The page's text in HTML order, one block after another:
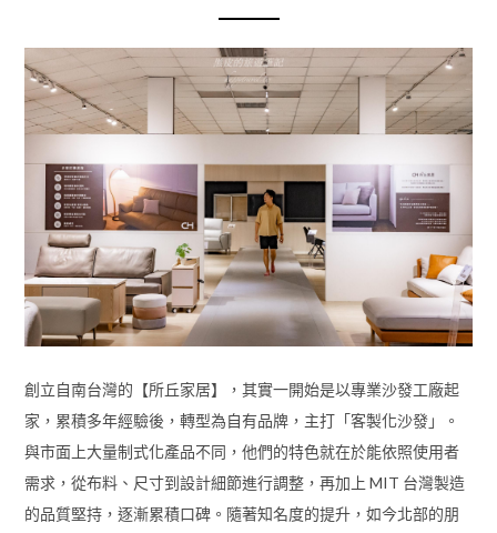
創立自南台灣的【所丘家居】，其實一開始是以專業沙發工廠起
家，累積多年經驗後，轉型為自有品牌，主打「客製化沙發」。
與市面上大量制式化產品不同，他們的特色就在於能依照使用者
需求，從布料、尺寸到設計細節進行調整，再加上 MIT 台灣製造
的品質堅持，逐漸累積口碑。隨著知名度的提升，如今北部的朋